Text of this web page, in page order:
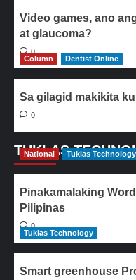
Video games, ano
at glaucoma?
0
Column
Dentist Online
Sa gilagid makikita
0
TUKLAS
National Tuklas Technology
Pinakamalaking
Pilipinas
0
Tuklas Technology
Smart greenhouse